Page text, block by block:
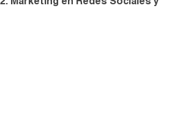
2: Marketing en Redes Sociales y